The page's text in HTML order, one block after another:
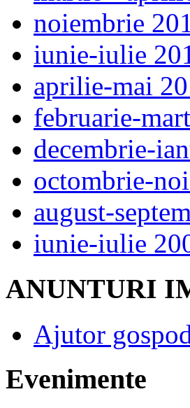
noiembrie
iunie-iulie
aprilie-mai
februarie-
decembrie-
octombrie-
august-
iunie-iulie
ANUNTURI
Ajutor
Evenimente